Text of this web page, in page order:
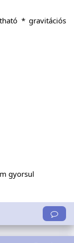
* gravitációs
gyorsul